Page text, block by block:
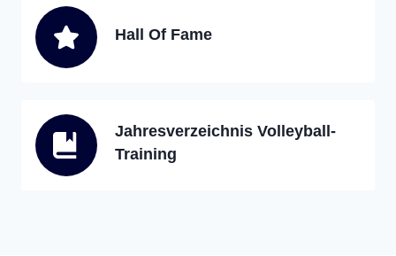
Hall Of Fame
Jahresverzeichnis Volleyball-
Training